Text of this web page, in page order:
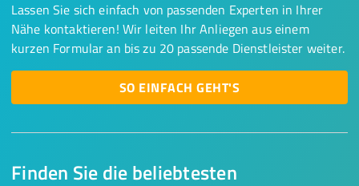
Finden Sie die beliebtesten
Lassen Sie sich einfach von passenden Experten in Ihrer
Nähe kontaktieren! Wir leiten Ihr Anliegen aus einem
kurzen Formular an bis zu 20 passende Dienstleister weiter.
SO EINFACH GEHT'S